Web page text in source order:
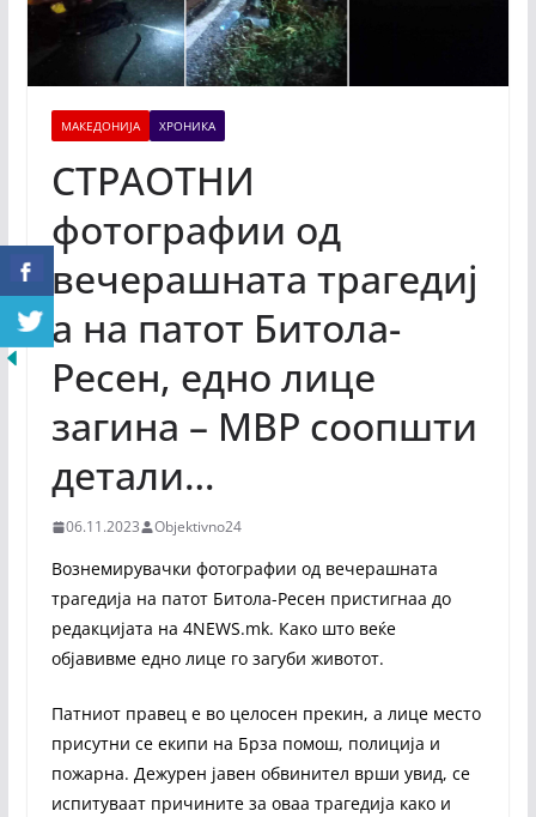
МАКЕДОНИЈА ХРОНИКА
СТРАОТНИ
фотографии од
вечерашната трагедиј
а на патот Битола-
Ресен, едно лице
загина – МВР соопшти
детали…
06.11.2023 Objektivno24
Вознемирувачки фотографии од вечерашната
трагедија на патот Битола-Ресен пристигнаа до
редакцијата на 4NEWS.mk. Како што веќе
објавивме едно лице го загуби животот.
Патниот правец е во целосен прекин, а лице место
присутни се екипи на Брза помош, полиција и
пожарна. Дежурен јавен обвинител врши увид, се
испитуваат причините за оваа трагедија како и